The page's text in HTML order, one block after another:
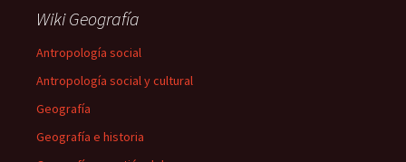
Wiki Geografía
Antropología social
Antropología social y cultural
Geografía
Geografía e historia